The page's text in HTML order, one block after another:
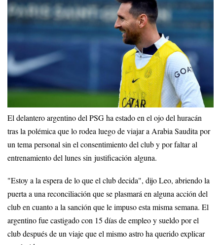
El delantero argentino del PSG ha estado en el ojo del huracán
tras la polémica que lo rodea luego de viajar a Arabia Saudita por
un tema personal sin el consentimiento del club y por faltar al
entrenamiento del lunes sin justificación alguna.
"Estoy a la espera de lo que el club decida", dijo Leo, abriendo la
puerta a una reconciliación que se plasmará en alguna acción del
club en cuanto a la sanción que le impuso esta misma semana. El
argentino fue castigado con 15 días de empleo y sueldo por el
club después de un viaje que el mismo astro ha querido explicar